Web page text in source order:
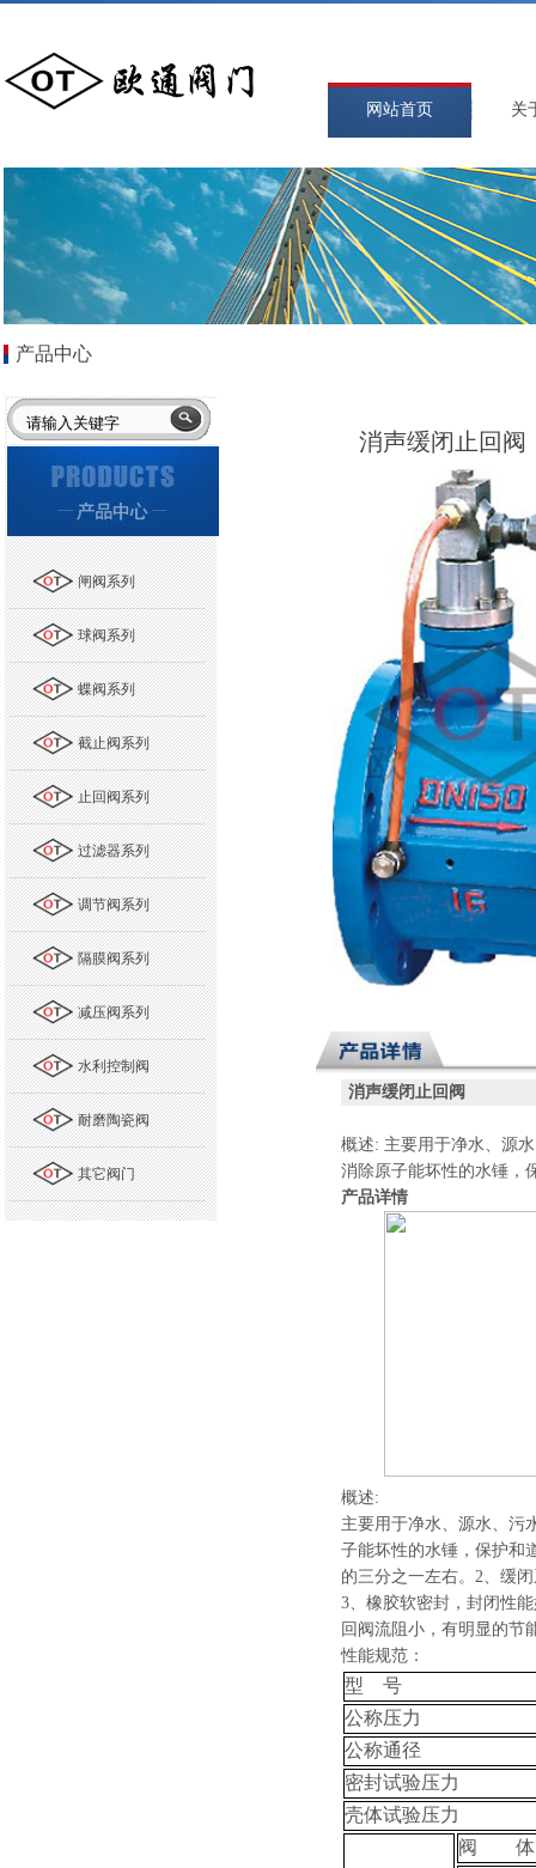
网站首页 关
产品中心
闸阀系列
球阀系列
蝶阀系列
截止阀系列
止回阀系列
过滤器系列
调节阀系列
隔膜阀系列
减压阀系列
水利控制阀
耐磨陶瓷阀
其它阀门
消声缓闭止回阀
消声缓闭止回阀
概述: 主要用于净水、源
消除原子能坏性的水锤，
产品详情
概述:
主要用于净水、源水、污
子能坏性的水锤，保护和
的三分之一左右。 2、缓
3、橡胶软密封，封闭性
回阀流阻小，有明显的节
性能规范：
型 号
公称压力
公称通径
密封试验压力
壳体试验压力
阀 体